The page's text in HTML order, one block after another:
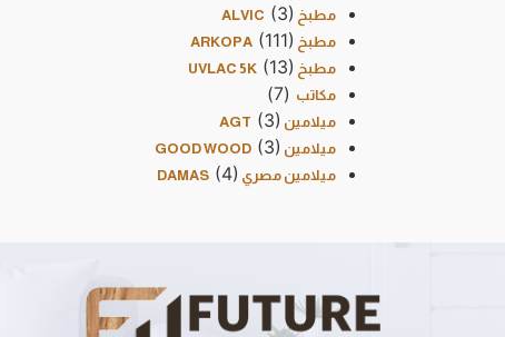
مطبخ ALVIC (3)
مطبخ ARKOPA (111)
مطبخ UVLAC 5K (13)
مكاتب (7)
ميلامين AGT (3)
ميلامين GOOD WOOD (3)
ميلامين مصري DAMAS (4)